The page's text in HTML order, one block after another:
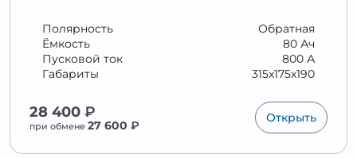
Обратная
Полярность
80 Ач
Ёмкость
800 А
Пусковой ток
315x175x190
Габариты
28 400 ₽
при обмене 27 600 ₽
Открыть